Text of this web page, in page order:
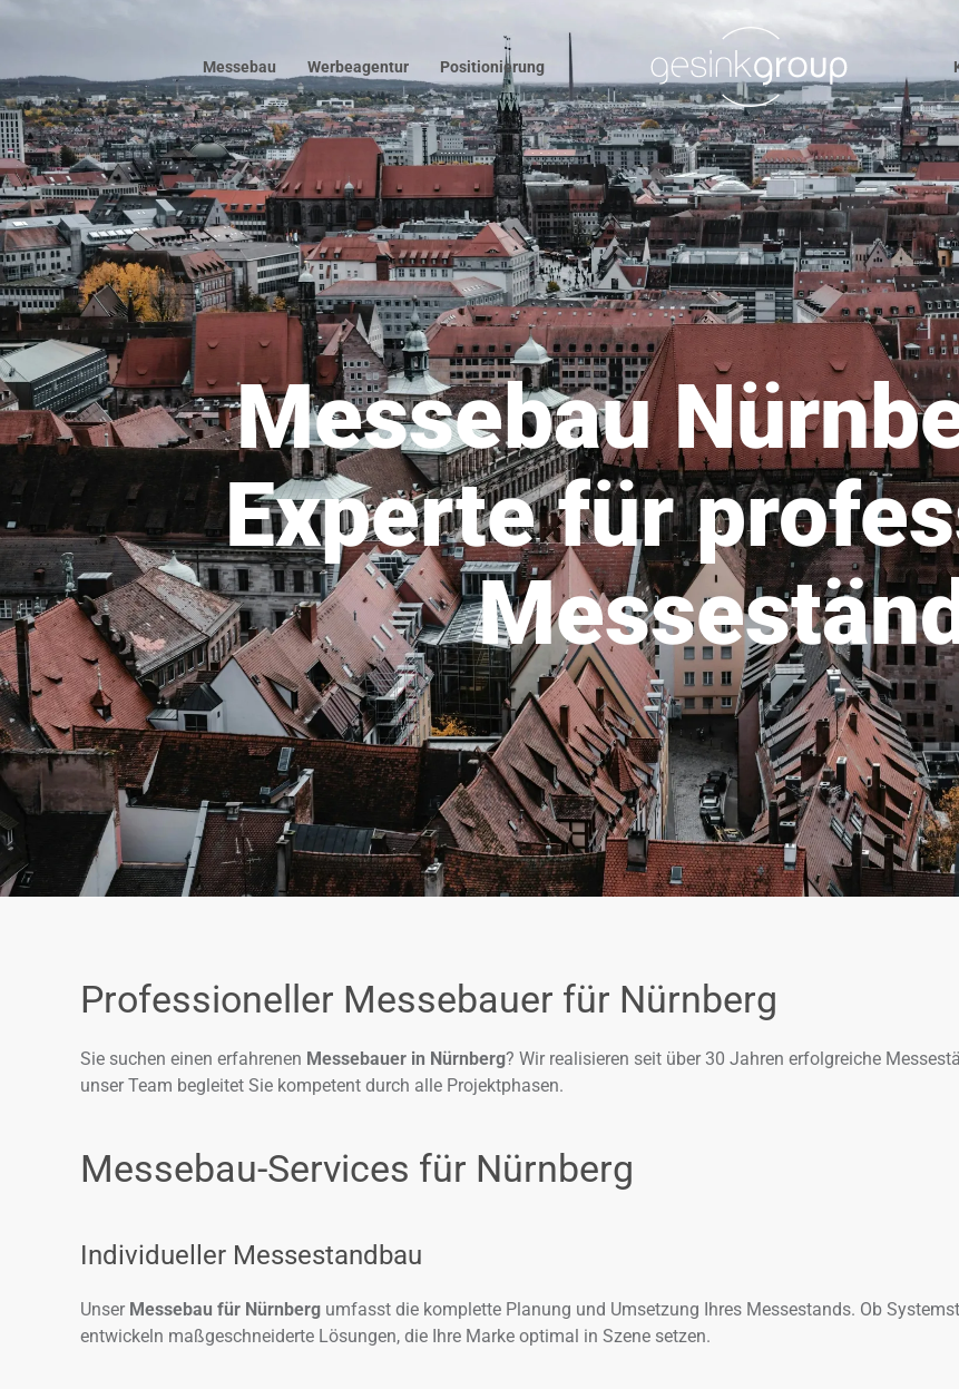
Zum Hauptinhalt springen
Messebau Werbeagentur Positionierung
Messebau
Experte für
Professioneller Messebauer für Nürnberg
Sie suchen einen erfahrenen Messebauer in Nürnberg? Wir realisieren seit über 30 Jahren erfolgreiche
unser Team begleitet Sie kompetent durch alle Projektphasen.
Messebau-Services für Nürnberg
Individueller Messestandbau
Unser Messebau für Nürnberg umfasst die komplette Planung und Umsetzung Ihres Messestands. Ob
entwickeln maßgeschneiderte Lösungen, die Ihre Marke optimal in Szene setzen.